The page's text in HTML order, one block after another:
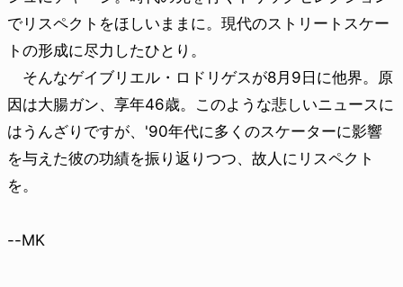
でリスペクトをほしいままに。現代のストリートスケー
トの形成に尽力したひとり。
そんなゲイブリエル・ロドリゲスが8月9日に他界。原
因は大腸ガン、享年46歳。このような悲しいニュースに
はうんざりですが、'90年代に多くのスケーターに影響
を与えた彼の功績を振り返りつつ、故人にリスペクト
を。
--MK